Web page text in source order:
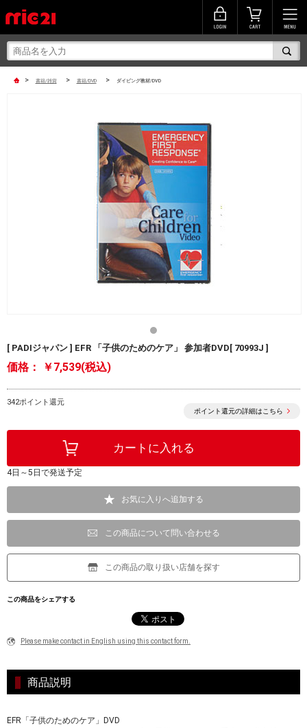
> 書籍/雑貨 > 書籍/DVD > ダイビング教材/DVD
[ PADIジャパン ] EFR 「子供のためのケア」 参加者DVD[ 70993J ]
価格： ￥7,539(税込)
342ポイント還元
ポイント還元の詳細はこちら
4日～5日で発送予定
お気に入りへ追加する
この商品について問い合わせる
この商品の取り扱い店舗を探す
この商品をシェアする
Please make contact in English using this contact form.
商品説明
EFR「子供のためのケア」DVD